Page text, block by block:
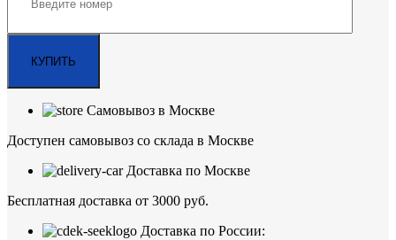
Самовывоз в Москве
Доступен самовывоз со склада в Москве
Доставка по Москве
Бесплатная доставка от 3000 руб.
Доставка по России: